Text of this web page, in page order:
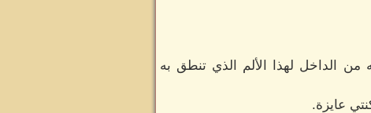
من الداخل لهذا الألم الذي تنطق به
عايزة.